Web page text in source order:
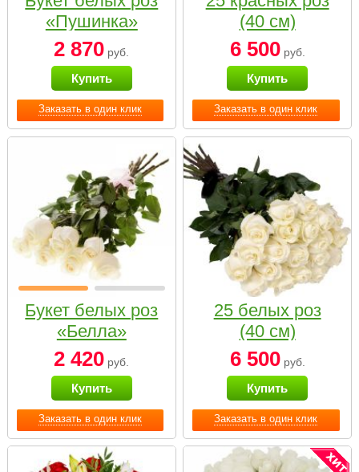
Заказать в один клик
«Пушинка»
2 870 руб.
Купить
Заказать в один клик
(40 см)
6 500руб.
Купить
Заказать в один клик
Букет белых роз
«Белла»
2 420 руб.
Купить
Заказать в один клик
25 белых роз
(40 см)
6 500руб.
Купить